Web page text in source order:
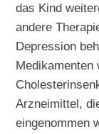
das Kind
andere
Depression
Medikamenten
Arzneimittel,
eingenommen